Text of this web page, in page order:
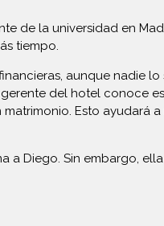
de la universidad en
tiempo.
aunque nadie lo
del hotel conoce
Esto ayudará
Diego. Sin embargo,